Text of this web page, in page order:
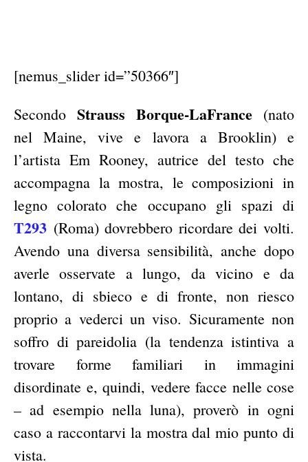
[nemus_slider id=”50366″]
Secondo Strauss Borque-LaFrance (nato
nel Maine, vive e lavora a Brooklin) e
l’artista Em Rooney, autrice del testo che
accompagna la mostra, le composizioni in
legno colorato che occupano gli spazi di
T293 (Roma) dovrebbero ricordare dei volti.
Avendo una diversa sensibilità, anche dopo
averle osservate a lungo, da vicino e da
lontano, di sbieco e di fronte, non riesco
proprio a vederci un viso. Sicuramente non
soffro di pareidolia (la tendenza istintiva a
trovare forme familiari in immagini
disordinate e, quindi, vedere facce nelle cose
– ad esempio nella luna), proverò in ogni
caso a raccontarvi la mostra dal mio punto di
vista.